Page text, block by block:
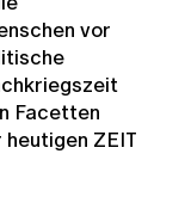
vor
Facetten
heutigen ZEIT